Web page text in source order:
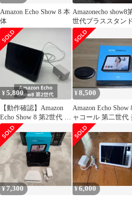
Amazon Echo Show 8 本
体
Amazonecho show8
世代プラススタン
き
¥5,800
【動作確認】Amazon
Echo Show 8 第2世代 ス
マートディスプレイ
¥8,500
Amazon Echo Show
ャコール 第二世代
スタンド付き
¥7,300 ¥6,000